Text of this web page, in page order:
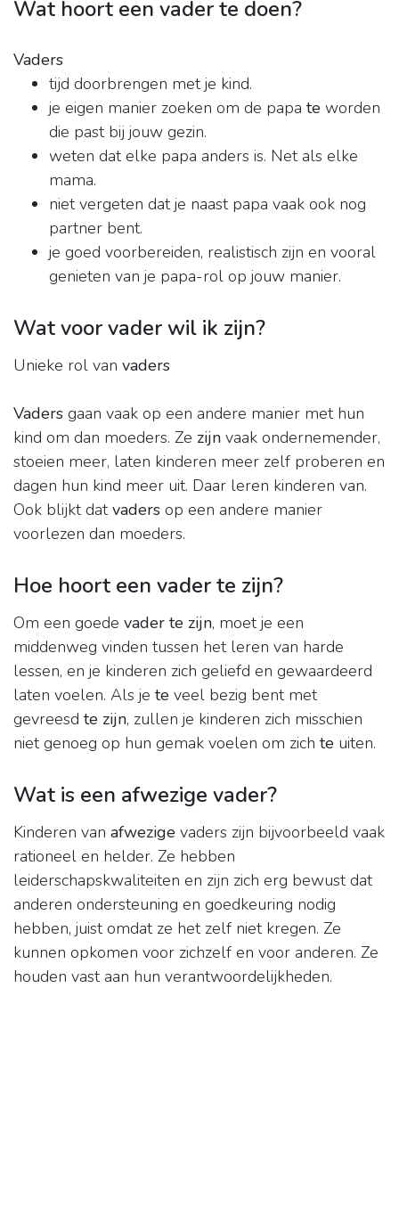
Wat hoort een vader te doen?
Vaders
tijd doorbrengen met je kind.
je eigen manier zoeken om de papa te worden
die past bij jouw gezin.
weten dat elke papa anders is. Net als elke
mama.
niet vergeten dat je naast papa vaak ook nog
partner bent.
je goed voorbereiden, realistisch zijn en vooral
genieten van je papa-rol op jouw manier.
Wat voor vader wil ik zijn?
Unieke rol van vaders
Vaders gaan vaak op een andere manier met hun
kind om dan moeders. Ze zijn vaak ondernemender,
stoeien meer, laten kinderen meer zelf proberen en
dagen hun kind meer uit. Daar leren kinderen van.
Ook blijkt datvaders op een andere manier
voorlezen dan moeders.
Hoe hoort een vader te zijn?
Om een goede vader te zijn, moet je een
middenweg vinden tussen het leren van harde
lessen, en je kinderen zich geliefd en gewaardeerd
laten voelen. Als je te veel bezig bent met
gevreesd te zijn, zullen je kinderen zich misschien
niet genoeg op hun gemak voelen om zich te uiten.
Wat is een afwezige vader?
Kinderen van afwezige vaders zijn bijvoorbeeld vaak
rationeel en helder. Ze hebben
leiderschapskwaliteiten en zijn zich erg bewust dat
anderen ondersteuning en goedkeuring nodig
hebben, juist omdat ze het zelf niet kregen. Ze
kunnen opkomen voor zichzelf en voor anderen. Ze
houden vast aan hun verantwoordelijkheden.